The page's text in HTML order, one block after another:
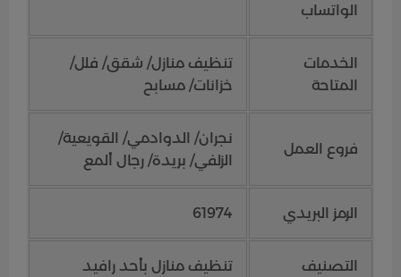
الواتساب
الخدمات
المتاحة
تنظيف منازل/ شقق/ فلل/
خزانات/ مسابح
فروع العمل
نجران/ الدوادمي/ القويعية/
الزلفي/ بريدة/ رجال ألمع
الرمز البريدي 61974
التصنيف تنظيف منازل بأحد رافيد